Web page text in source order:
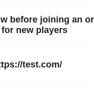
before joining an
new players
test.com/